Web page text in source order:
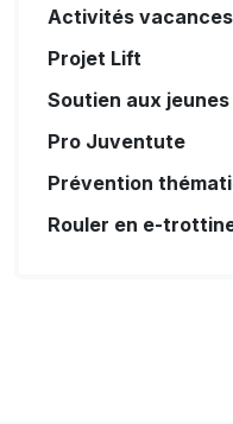
Activités vacances
Projet Lift
Soutien aux jeunes
Pro Juventute
Prévention
Rouler en e-